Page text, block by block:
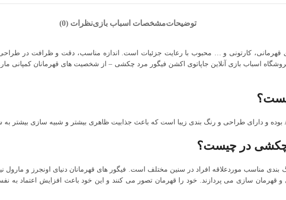
توضیحاتمشخصات اسباب بازینظرات (0)
کارتونی و … محبوب با رعایت جزئیات است. اندازه مناسب، دقت و ظرافت در
اسباب بازی آنلاین جاپاتوی اکشن فیگور مرد چکشی – از شخصیت های قهرمانان کمپانی
چکشی در چیست؟
بندی مناسب موردعلاقه افراد در سنین مختلف است. فیگور های قهرمانان دنیای اونجرز و مارول
و قهرمان سازی می پردازند. خود را قهرمان تصور می کنند و این خود باعث افزایش اعتماد